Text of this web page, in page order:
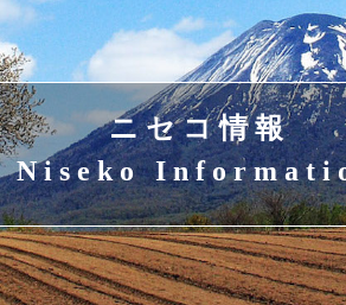
ニセコ情報
Niseko